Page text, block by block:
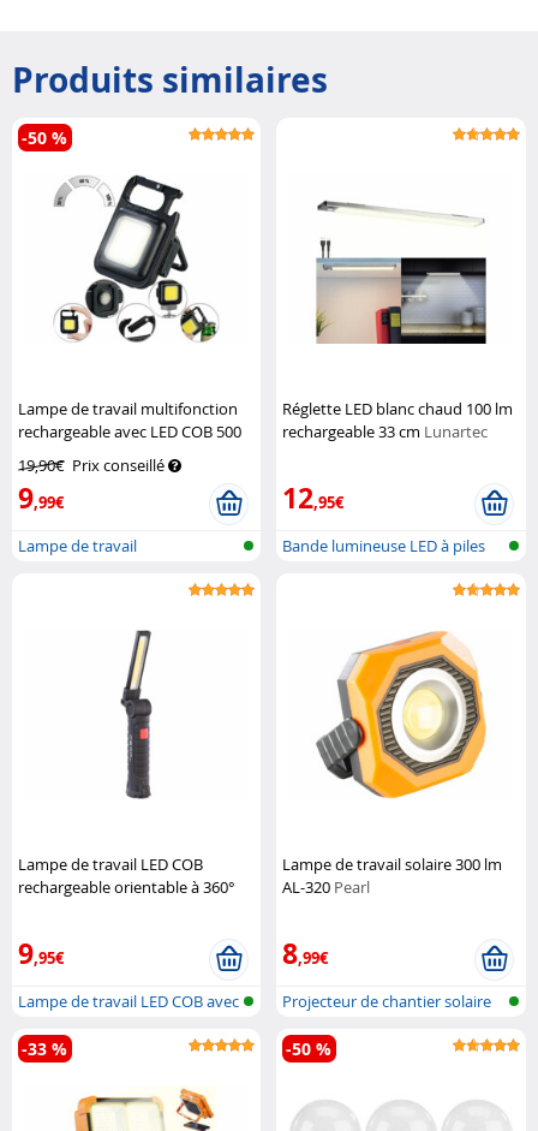
Produits similaires
Lampe de travail multifonction
rechargeable avec LED COB 500
19,90€ Prix conseillé
9,99€
-50 %
Lampe de travail
Réglette LED blanc chaud 100 lm
rechargeable 33 cm Lunartec
12,95€
Bande lumineuse LED à piles
Lampe de travail LED COB
rechargeable orientable à 360°
9,95€
Lampe de travail LED COB avec
col p...
Lampe de travail solaire 300 lm
AL-320 Pearl
8,99€
Projecteur de chantier solaire
avec...
-33 % -50 %